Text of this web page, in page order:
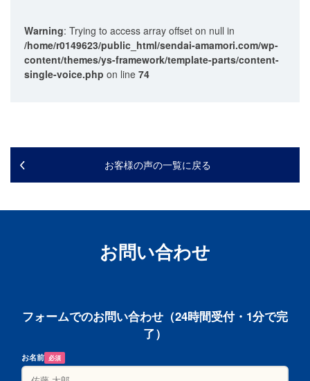
Warning: Trying to access array offset on null in
/home/r0149623/public_html/sendai-amamori.com/wp-
content/themes/ys-framework/template-parts/content-
single-voice.php on line 74
お客様の声の一覧に戻る
お問い合わせ
フォームでのお問い合わせ（24時間受付・1分で完
了）
お名前 必須